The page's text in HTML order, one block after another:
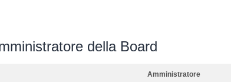
della Board
Amministratore